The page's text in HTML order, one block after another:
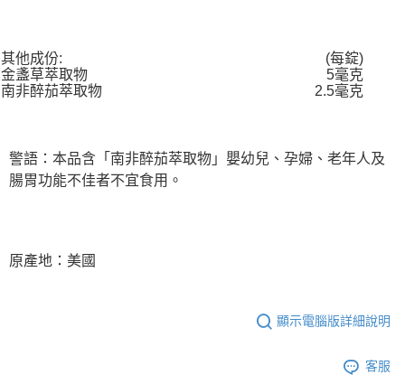
其他成份:
(每錠)
金盞草萃取物
5毫克
南非醉茄萃取物
2.5毫克
警語：本品含「南非醉茄萃取物」嬰幼兒、孕婦、老年人及
腸胃功能不佳者不宜食用。
原產地：美國
顯示電腦版詳細說明
客服